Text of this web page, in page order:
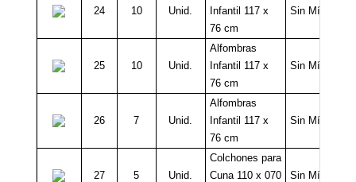
24 10 Unid.
Infantil 117 x
76 cm
Sin Mínimo
25 10 Unid.
Alfombras
Infantil 117 x
76 cm
Sin Mínimo
26 7 Unid.
Alfombras
Infantil 117 x
76 cm
Sin Mínimo
27 5 Unid.
Colchones para
Cuna 110 x 070
Sin Mínimo